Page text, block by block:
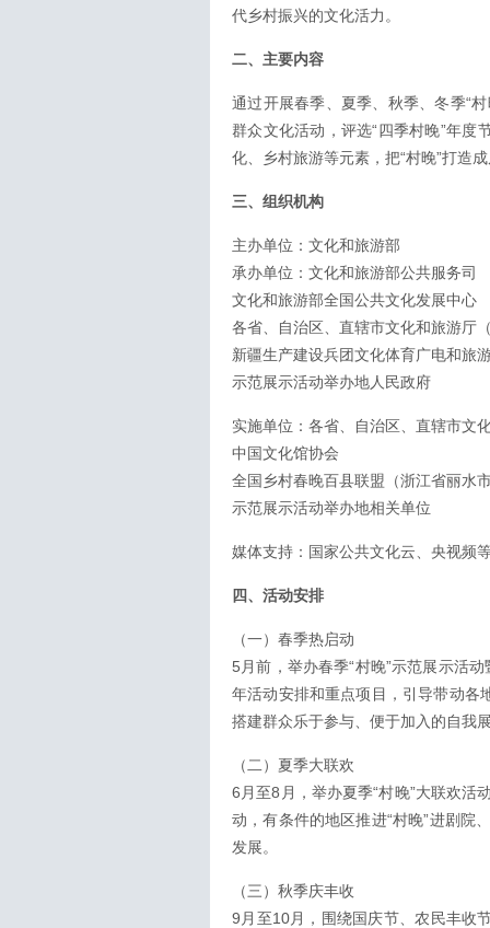
代乡村振兴的文化活力。
二、主要内容
通过开展春季、夏季、秋季、冬季“
群众文化活动，评选“四季村晚”年度
化、乡村旅游等元素，把“村晚”打造
三、组织机构
主办单位：文化和旅游部
承办单位：文化和旅游部公共服务司
文化和旅游部全国公共文化发展中心
各省、自治区、直辖市文化和旅游厅
新疆生产建设兵团文化体育广电和旅
示范展示活动举办地人民政府
实施单位：各省、自治区、直辖市文
中国文化馆协会
全国乡村春晚百县联盟（浙江省丽水
示范展示活动举办地相关单位
媒体支持：国家公共文化云、央视频
四、活动安排
（一）春季热启动
5月前，举办春季“村晚”示范展示活
年活动安排和重点项目，引导带动各
搭建群众乐于参与、便于加入的自我
（二）夏季大联欢
6月至8月，举办夏季“村晚”大联欢活
动，有条件的地区推进“村晚”进剧院
发展。
（三）秋季庆丰收
9月至10月，围绕国庆节、农民丰收